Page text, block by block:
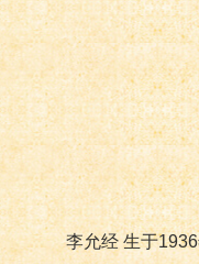
李允经 生于1936年